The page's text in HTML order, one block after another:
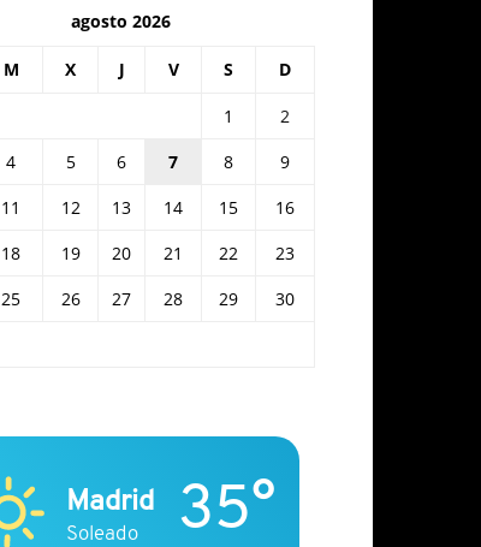
agosto 2026
M X J V S D
1
2
4 5 6 7 8
9
11 12 13 14 15
16
18 19 20 21 22
23
25 26 27 28 29
30
Madrid
Soleado 35°